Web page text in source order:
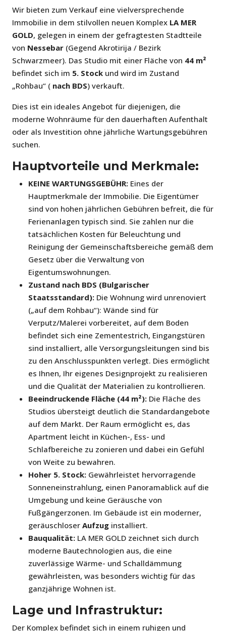
Wir bieten zum Verkauf eine vielversprechende
Immobilie in dem stilvollen neuen Komplex LA MER
GOLD, gelegen in einem der gefragtesten Stadtteile
von Nessebar (Gegend Akrotirija / Bezirk
Schwarzmeer). Das Studio mit einer Fläche von 44 m²
befindet sich im 5. Stock und wird im Zustand
„Rohbau“ ( nach BDS) verkauft.
Dies ist ein ideales Angebot für diejenigen, die
moderne Wohnräume für den dauerhaften Aufenthalt
oder als Investition ohne jährliche Wartungsgebühren
suchen.
Hauptvorteile und Merkmale:
KEINE WARTUNGSGEBÜHR: Eines der
Hauptmerkmale der Immobilie. Die Eigentümer
sind von hohen jährlichen Gebühren befreit, die für
Ferienanlagen typisch sind. Sie zahlen nur die
tatsächlichen Kosten für Beleuchtung und
Reinigung der Gemeinschaftsbereiche gemäß dem
Gesetz über die Verwaltung von
Eigentumswohnungen.
Zustand nach BDS (Bulgarischer
Staatsstandard): Die Wohnung wird unrenoviert
(„auf dem Rohbau“): Wände sind für
Verputz/Malerei vorbereitet, auf dem Boden
befindet sich eine Zementestrich, Eingangstüren
sind installiert, alle Versorgungsleitungen sind bis
zu den Anschlusspunkten verlegt. Dies ermöglicht
es Ihnen, Ihr eigenes Designprojekt zu realisieren
und die Qualität der Materialien zu kontrollieren.
Beeindruckende Fläche (44 m²): Die Fläche des
Studios übersteigt deutlich die Standardangebote
auf dem Markt. Der Raum ermöglicht es, das
Apartment leicht in Küchen-, Ess- und
Schlafbereiche zu zonieren und dabei ein Gefühl
von Weite zu bewahren.
Hoher 5. Stock: Gewährleistet hervorragende
Sonneneinstrahlung, einen Panoramablick auf die
Umgebung und keine Geräusche von
Fußgängerzonen. Im Gebäude ist ein moderner,
geräuschloser Aufzug installiert.
Bauqualität: LA MER GOLD zeichnet sich durch
moderne Bautechnologien aus, die eine
zuverlässige Wärme- und Schalldämmung
gewährleisten, was besonders wichtig für das
ganzjährige Wohnen ist.
Lage und Infrastruktur:
Der Komplex befindet sich in einem ruhigen und